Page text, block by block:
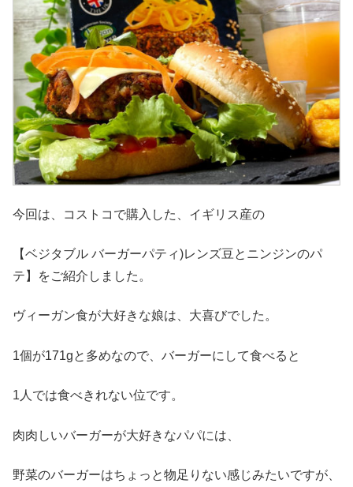
今回は、コストコで購入した、イギリス産の
【ベジタブル バーガーパティ)レンズ豆とニンジンのパ
テ】をご紹介しました。
ヴィーガン食が大好きな娘は、大喜びでした。
1個が171gと多めなので、バーガーにして食べると
1人では食べきれない位です。
肉肉しいバーガーが大好きなパパには、
野菜のバーガーはちょっと物足りない感じみたいですが、